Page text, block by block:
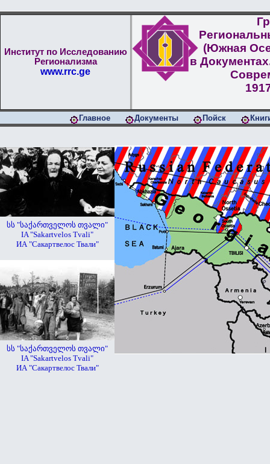
Институт по Исследованию
Регионализма
www.rrc.ge
(Южная
в
Главное Документы Пойск
სს "საქართველოს თვალი"
IA "Sakartvelos Tvali"
ИА "Сакартвелос Твали"
სს "საქართველოს თვალი"
IA "Sakartvelos Tvali"
ИА "Сакартвелос Твали"